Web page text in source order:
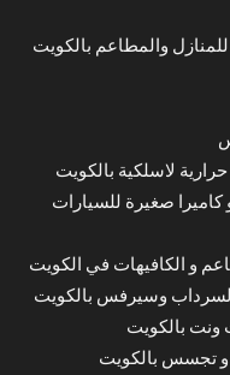
والمطاعم بالكويت
لاسلكية بالكويت
صغيرة للسيارات
و الكافيهات في الكويت
وسيرفس بالكويت
بالكويت
و تجسس بالكويت